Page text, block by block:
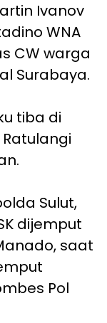
Ivanov
WNA
CW warga
Surabaya.
tiba di
Sulut,
dijemput
saat
Pol